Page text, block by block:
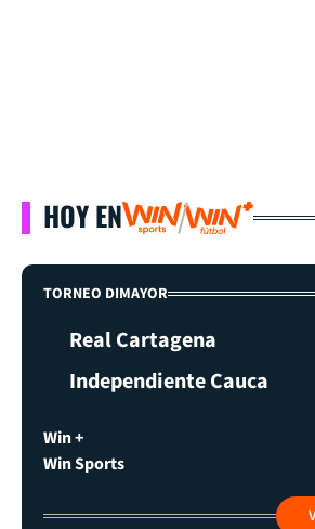
HOY EN
TORNEO DIMAYOR
Real Cartagena
Independiente Cauca
Win +
Win Sports